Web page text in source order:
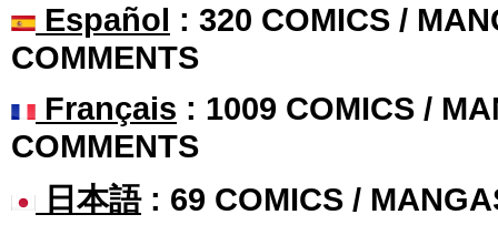
Español : 320 COMICS /
COMMENTS
Français : 1009 COMICS /
COMMENTS
日本語: 69 COMICS /